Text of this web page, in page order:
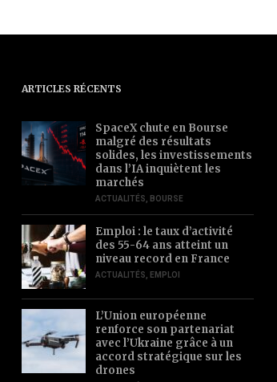
ARTICLES RÉCENTS
SpaceX chute en Bourse
malgré des résultats
solides, les investissements
dans l’IA inquiètent les
marchés
ACTUALITÉS, BOURSE
Emploi : le taux d’activité
des 55-64 ans atteint un
niveau record en France
ACTUALITÉS, EMPLOI
L’Union européenne
renforce son partenariat
avec l’Ukraine grâce à un
accord stratégique sur les
drones